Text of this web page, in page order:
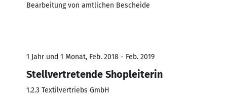
Bearbeitung von amtlichen Bescheide
1 Jahr und 1 Monat, Feb. 2018 - Feb. 2019
Stellvertretende Shopleiterin
1.2.3 Textilvertriebs GmbH